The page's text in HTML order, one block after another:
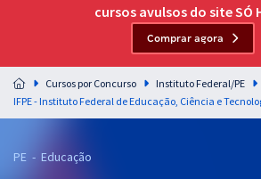
Residências Multiprofissionais
Preparação completa e intensiva para as principais
residências em saúde do Brasil
cursos avulsos do site SÓ
Comprar agora
Cursos por Concurso
Instituto Federal/PE
PE - Educação